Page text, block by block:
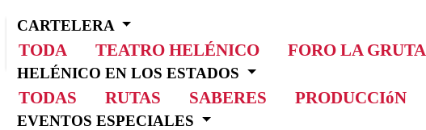
CARTELERA
TODA TEATRO HELÉNICO FORO LA GRUTA
HELÉNICO EN LOS ESTADOS
TODAS RUTAS SABERES PRODUCCIóN
EVENTOS ESPECIALES